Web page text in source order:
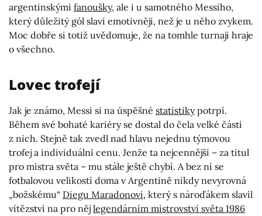
argentinskými fanoušky, ale i u samotného Messiho,
který důležitý gól slaví emotivněji, než je u něho zvykem.
Moc dobře si totiž uvědomuje, že na tomhle turnaji hraje
o všechno.
Lovec trofejí
Jak je známo, Messi si na úspěšné statistikypotrpí.
Během své bohaté kariéry se dostal do čela velké části
z nich. Stejně tak zvedl nad hlavu nejednu týmovou
trofej a individuální cenu. Jenže ta nejcennější – za titul
pro mistra světa – mu stále ještě chybí. A bez ní se
fotbalovou velikostí doma v Argentině nikdy nevyrovná
„božskému“ Diegu Maradonovi, který s nároďákem slavil
vítězství na pro něj legendárním mistrovství světa 1986